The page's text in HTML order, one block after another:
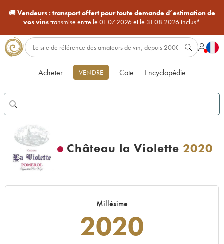
🚚Vendeurs : transport offert pour toute demande d’estimation de
vos vinstransmise entre le 01.07.2026 et le 31.08.2026 inclus*
Acheter VENDRE Cote Encyclopédie
Château la Violette 2020
Millésime
2020